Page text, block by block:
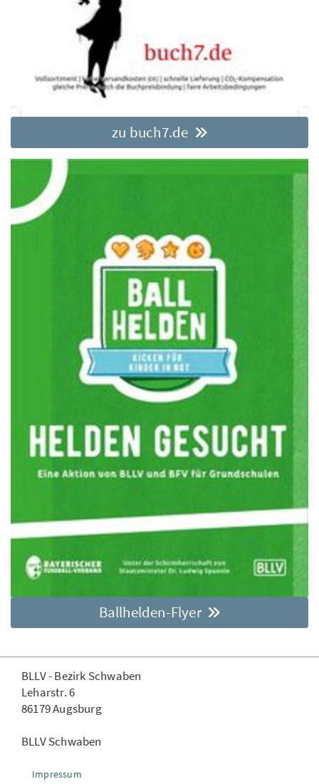
zu buch7.de
Ballhelden-Flyer
BLLV - Bezirk Schwaben
Leharstr. 6
86179 Augsburg
BLLV Schwaben
Impressum